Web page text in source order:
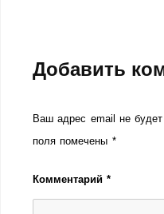
Добавить
Ваш адрес email не будет
поля помечены *
Комментарий*